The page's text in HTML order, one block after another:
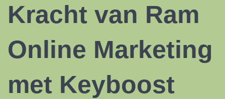
Kracht van Ram
Online Marketing
met Keyboost